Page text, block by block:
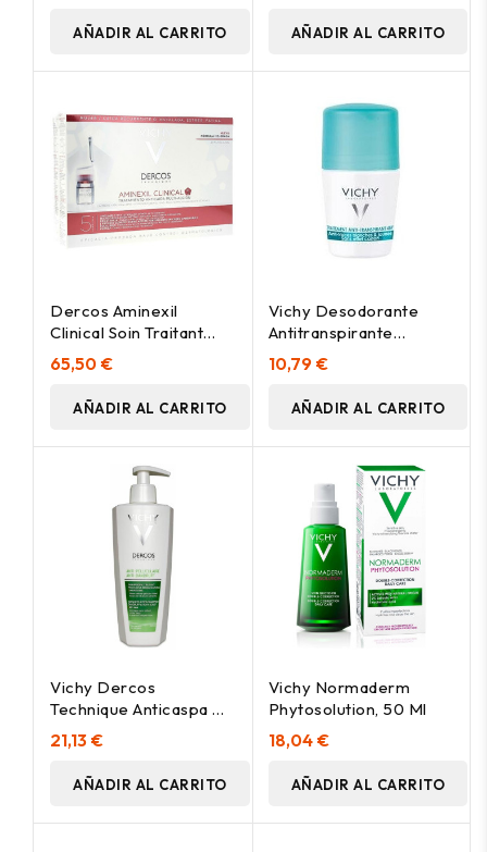
AÑADIR AL CARRITO AÑADIR AL CARRITO
Dercos Aminexil
Clinical Soin Traitant
Anti-Chute 21 X 6 Ml
65,50 €
AÑADIR AL CARRITO
Vichy Desodorante
Antitranspirante
Antimanchas Blancas
Roll-On 50Ml
10,79 €
AÑADIR AL CARRITO
Vichy Dercos
Technique Anticaspa Ds
Champú Cabello Seco
390Ml
21,13 €
AÑADIR AL CARRITO
Vichy Normaderm
Phytosolution, 50 Ml
18,04 €
AÑADIR AL CARRITO